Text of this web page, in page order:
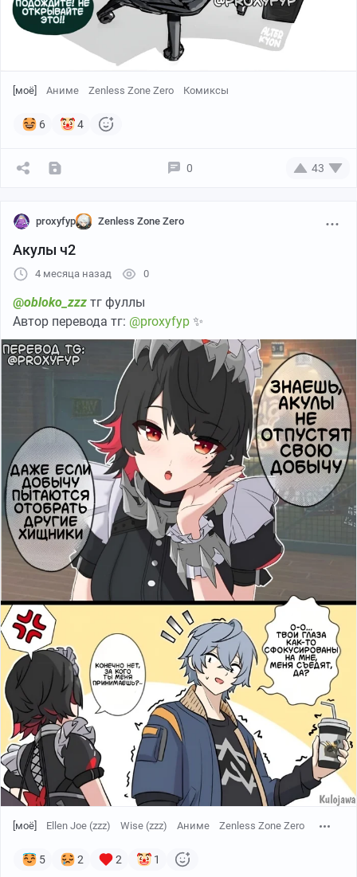
[моё] Аниме Zenless Zone Zero Комиксы
6 4
0 43
proxyfyp Zenless Zone Zero
Акулы ч2
4 месяца назад 0
@obloko_zzz тг фуллы
Автор перевода тг: @proxyfyp ✨
[моё] Ellen Joe (zzz) Wise (zzz) Аниме Zenless Zone Zero
5 2 2 1